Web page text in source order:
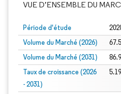
VUE D’ENSEMBLE DU
Période d'étude
Volume du Marché (2026)
Volume du Marché (2031)
Taux de croissance (2026
- 2031)